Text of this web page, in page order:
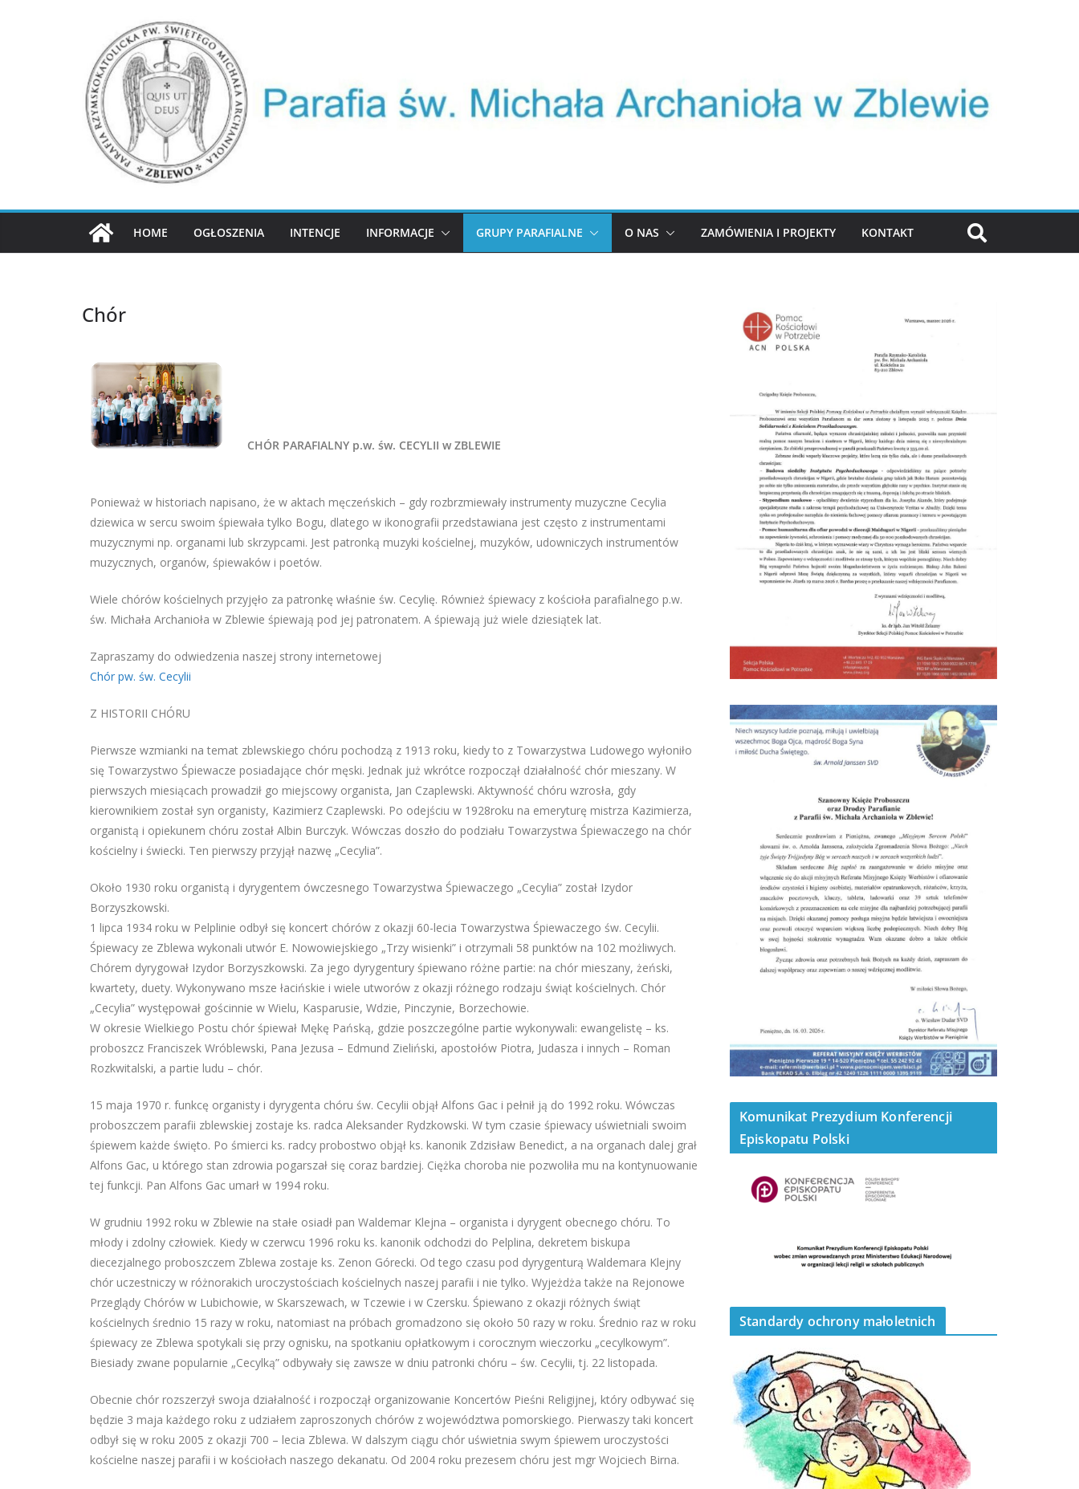
HOME OGŁOSZENIA INTENCJE INFORMACJE GRUPY PARAFIALNE O NAS ZAMÓWIENIA I PROJEKTY KONTAKT
Chór
CHÓR PARAFIALNY p.w. św. CECYLII w ZBLEWIE
Ponieważ w historiach napisano, że w aktach męczeńskich – gdy rozbrzmiewały instrumenty muzyczne Cecylia
dziewica w sercu swoim śpiewała tylko Bogu, dlatego w ikonografii przedstawiana jest często z instrumentami
muzycznymi np. organami lub skrzypcami. Jest patronką muzyki kościelnej, muzyków, udowniczych instrumentów
muzycznych, organów, śpiewaków i poetów.
Wiele chórów kościelnych przyjęło za patronkę właśnie św. Cecylię. Również śpiewacy z kościoła parafialnego p.w.
św. Michała Archanioła w Zblewie śpiewają pod jej patronatem. A śpiewają już wiele dziesiątek lat.
Zapraszamy do odwiedzenia naszej strony internetowej
Chór pw. św. Cecylii
Z HISTORII CHÓRU
Pierwsze wzmianki na temat zblewskiego chóru pochodzą z 1913 roku, kiedy to z Towarzystwa Ludowego wyłoniło
się Towarzystwo Śpiewacze posiadające chór męski. Jednak już wkrótce rozpoczął działalność chór mieszany. W
pierwszych miesiącach prowadził go miejscowy organista, Jan Czaplewski. Aktywność chóru wzrosła, gdy
kierownikiem został syn organisty, Kazimierz Czaplewski. Po odejściu w 1928roku na emeryturę mistrza Kazimierza,
organistą i opiekunem chóru został Albin Burczyk. Wówczas doszło do podziału Towarzystwa Śpiewaczego na chór
kościelny i świecki. Ten pierwszy przyjął nazwę „Cecylia”.
Około 1930 roku organistą i dyrygentem ówczesnego Towarzystwa Śpiewaczego „Cecylia” został Izydor
Borzyszkowski.
1 lipca 1934 roku w Pelplinie odbył się koncert chórów z okazji 60-lecia Towarzystwa Śpiewaczego św. Cecylii.
Śpiewacy ze Zblewa wykonali utwór E. Nowowiejskiego „Trzy wisienki” i otrzymali 58 punktów na 102 możliwych.
Chórem dyrygował Izydor Borzyszkowski. Za jego dyrygentury śpiewano różne partie: na chór mieszany, żeński,
kwartety, duety. Wykonywano msze łacińskie i wiele utworów z okazji różnego rodzaju świąt kościelnych. Chór
„Cecylia” występował gościnnie w Wielu, Kasparusie, Wdzie, Pinczynie, Borzechowie.
W okresie Wielkiego Postu chór śpiewał Mękę Pańską, gdzie poszczególne partie wykonywali: ewangelistę – ks.
proboszcz Franciszek Wróblewski, Pana Jezusa – Edmund Zieliński, apostołów Piotra, Judasza i innych – Roman
Rozkwitalski, a partie ludu – chór.
15 maja 1970 r. funkcę organisty i dyrygenta chóru św. Cecylii objął Alfons Gac i pełnił ją do 1992 roku. Wówczas
proboszczem parafii zblewskiej zostaje ks. radca Aleksander Rydzkowski. W tym czasie śpiewacy uświetniali swoim
śpiewem każde święto. Po śmierci ks. radcy probostwo objął ks. kanonik Zdzisław Benedict, a na organach dalej grał
Alfons Gac, u którego stan zdrowia pogarszał się coraz bardziej. Ciężka choroba nie pozwoliła mu na kontynuowanie
tej funkcji. Pan Alfons Gac umarł w 1994 roku.
W grudniu 1992 roku w Zblewie na stałe osiadł pan Waldemar Klejna – organista i dyrygent obecnego chóru. To
młody i zdolny człowiek. Kiedy w czerwcu 1996 roku ks. kanonik odchodzi do Pelplina, dekretem biskupa
diecezjalnego proboszczem Zblewa zostaje ks. Zenon Górecki. Od tego czasu pod dyrygenturą Waldemara Klejny
chór uczestniczy w różnorakich uroczystościach kościelnych naszej parafii i nie tylko. Wyjeżdża także na Rejonowe
Przeglądy Chórów w Lubichowie, w Skarszewach, w Tczewie i w Czersku. Śpiewano z okazji różnych świąt
kościelnych średnio 15 razy w roku, natomiast na próbach gromadzono się około 50 razy w roku. Średnio raz w roku
śpiewacy ze Zblewa spotykali się przy ognisku, na spotkaniu opłatkowym i corocznym wieczorku „cecylkowym”.
Biesiady zwane popularnie „Cecylką” odbywały się zawsze w dniu patronki chóru – św. Cecylii, tj. 22 listopada.
Obecnie chór rozszerzył swoja działalność i rozpoczął organizowanie Koncertów Pieśni Religijnej, który odbywać się
będzie 3 maja każdego roku z udziałem zaproszonych chórów z województwa pomorskiego. Pierwaszy taki koncert
odbył się w roku 2005 z okazji 700 – lecia Zblewa. W dalszym ciągu chór uświetnia swym śpiewem uroczystości
kościelne naszej parafii i w kościołach naszego dekanatu. Od 2004 roku prezesem chóru jest mgr Wojciech Birna.
Komunikat Prezydium Konferencji
Episkopatu Polski
Standardy ochrony małoletnich